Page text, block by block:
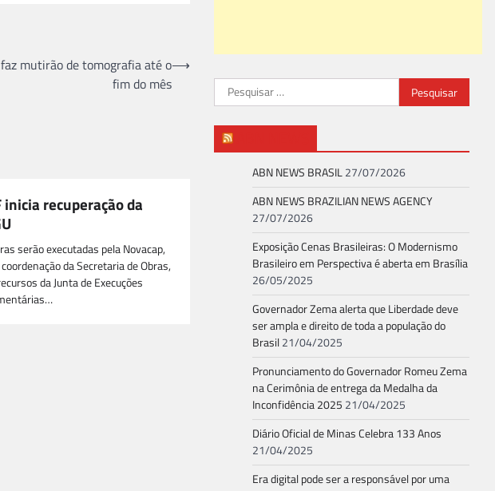
mutirão de tomografia até o
fim do mês
⟶
inicia recuperação da
serão executadas pela Novacap,
da Secretaria de Obras,
da Junta de Execuções
Pesquisar
por:
ABN NEWS BRASIL27/07/2026
ABN NEWS BRAZILIAN NEWS AGENCY
27/07/2026
Exposição Cenas Brasileiras: O Modernismo
Brasileiro em Perspectiva é aberta em Brasília
26/05/2025
Governador Zema alerta que Liberdade deve
ser ampla e direito de toda a população do
Brasil21/04/2025
Pronunciamento do Governador Romeu Zema
na Cerimônia de entrega da Medalha da
Inconfidência 2025 21/04/2025
Diário Oficial de Minas Celebra 133 Anos
21/04/2025
Era digital pode ser a responsável por uma